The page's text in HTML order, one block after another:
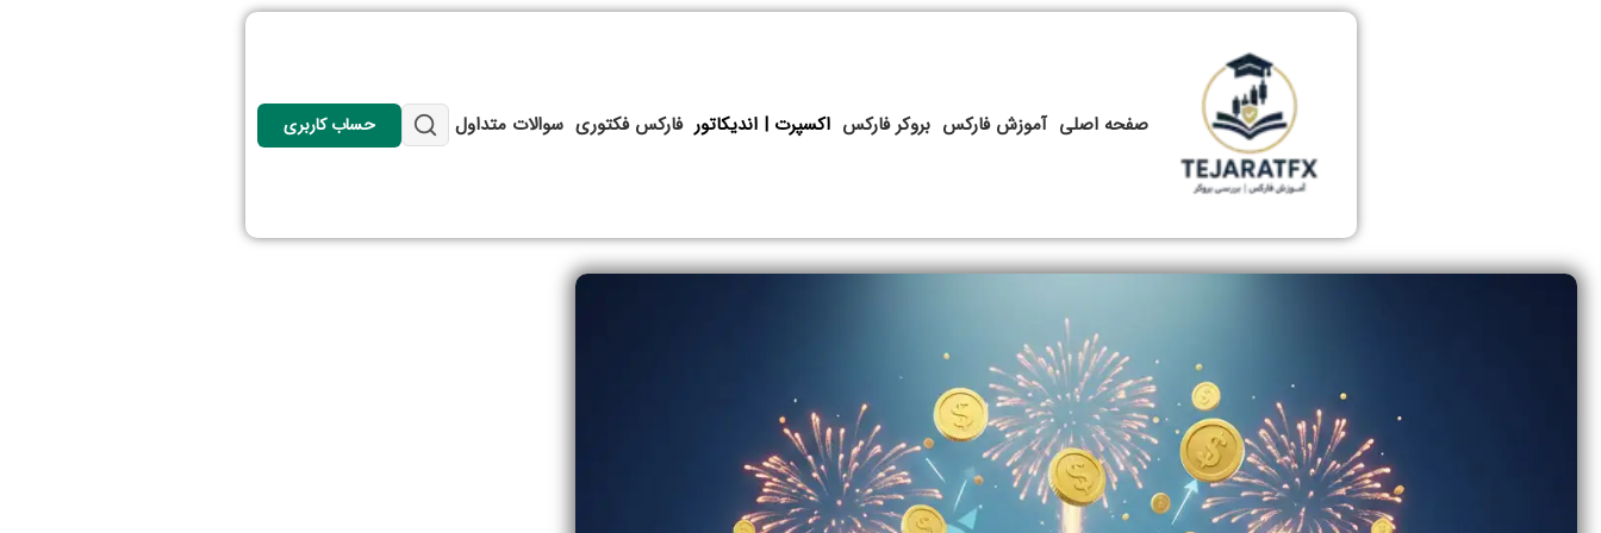
صفحه اصلی آموزش فارکس بروکر فارکس اکسپرت | اندیکاتور فارکس فکتوری سوالات متداول حساب کاربری